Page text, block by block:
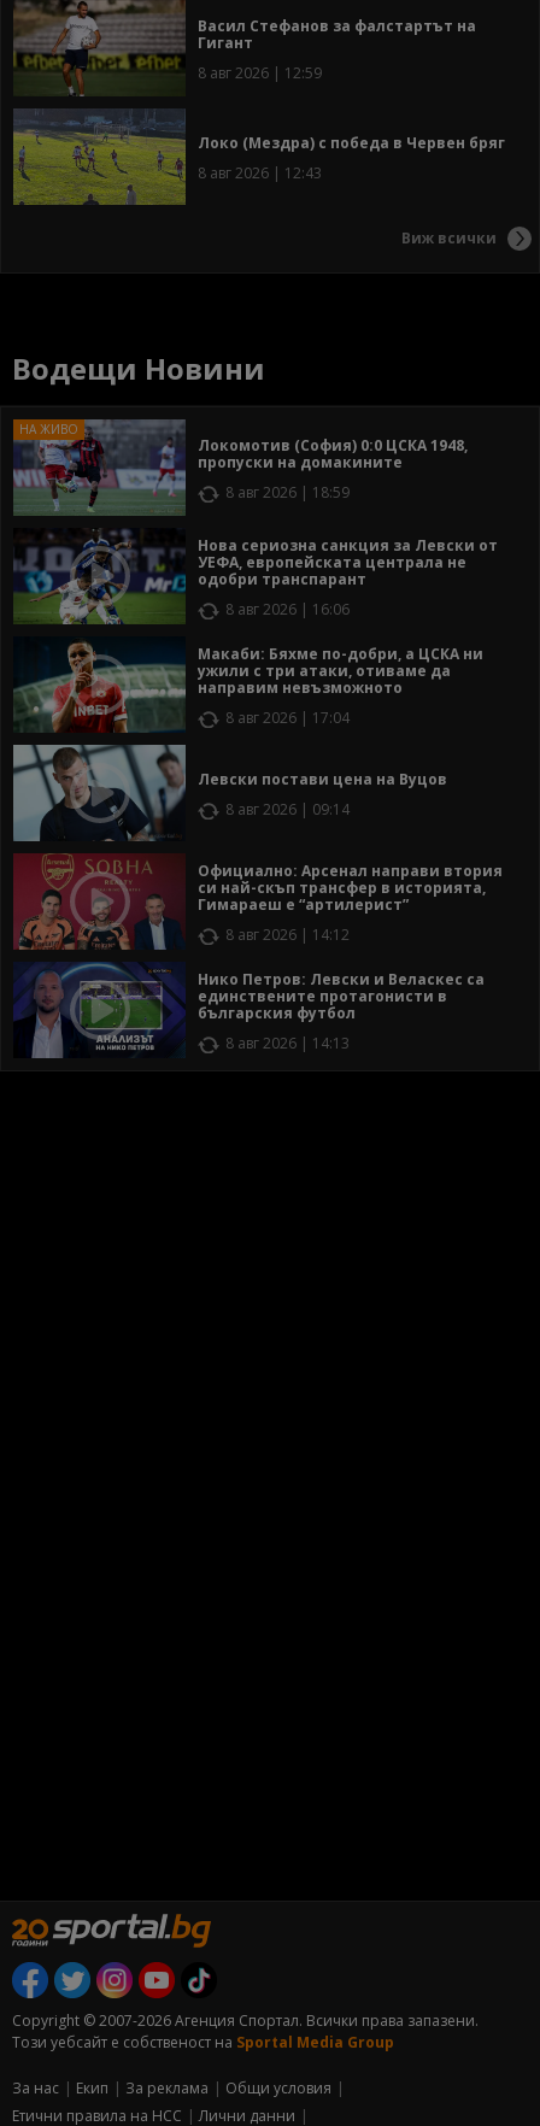
Васил Стефанов за фалстартът на
Гигант
8 авг 2026 | 12:59
Локо (Мездра) с победа в Червен бряг
8 авг 2026 | 12:43
Виж всички
Водещи Новини
Локомотив (София) 0:0 ЦСКА 1948,
пропуски на домакините
8 авг 2026 | 18:59
Нова сериозна санкция за Левски от
УЕФА, европейската централа не
одобри транспарант
8 авг 2026 | 16:06
Макаби: Бяхме по-добри, а ЦСКА ни
ужили с три атаки, отиваме да
направим невъзможното
8 авг 2026 | 17:04
Левски постави цена на Вуцов
8 авг 2026 | 09:14
Официално: Арсенал направи втория
си най-скъп трансфер в историята,
Гимараеш е “артилерист”
8 авг 2026 | 14:12
Нико Петров: Левски и Веласкес са
единствените протагонисти в
българския футбол
8 авг 2026 | 14:13
Copyright © 2007-2026 Агенция Спортал. Всички права запазени.
Този уебсайт е собственост на Sportal Media Group
За нас Екип За рекламa
Общи условия
Етични правила на НСС
Лични данни